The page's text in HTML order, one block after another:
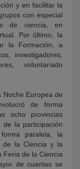
y en facilitar la
con especial
de ciencia, en
Por último, la
la Formación, a
investigadores,
voluntariado
Noche Europea de
de forma
ocho provincias
la participación
paralela, la
de la Ciencia y la
Feria de la Ciencia
de cuantas se